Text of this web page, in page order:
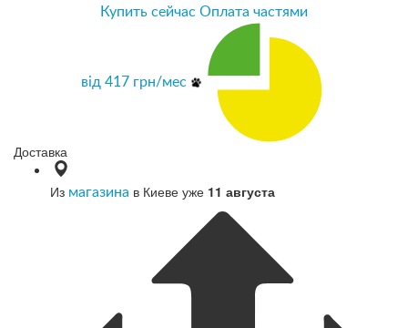
Купить сейчас Оплата частями
від 417 грн/мес
Доставка
Из магазина в Киеве уже 11 августа